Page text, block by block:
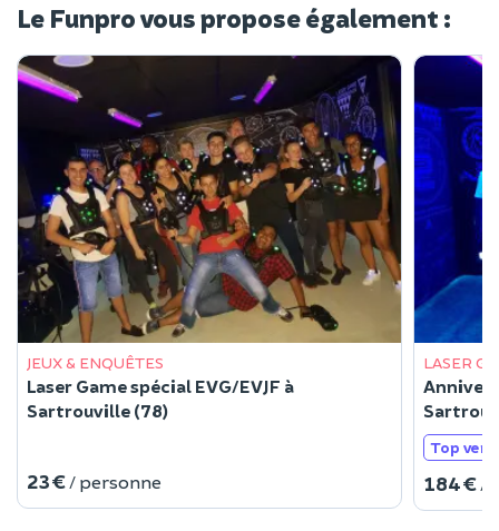
Le Funpro vous propose également :
JEUX & ENQUÊTES
Laser Game spécial EVG/EVJF à
Sartrouville (78)
23 € / personne
LASER
Top
184 € /